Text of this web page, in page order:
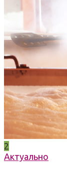
2
Актуально